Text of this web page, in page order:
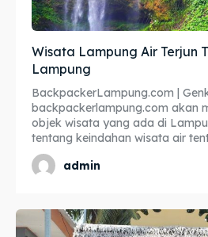
Wisata Lampung Air Terjun
Lampung
BackpackerLampung.com |
backpackerlampung.com akan
objek wisata yang ada di
tentang keindahan wisata air
admin